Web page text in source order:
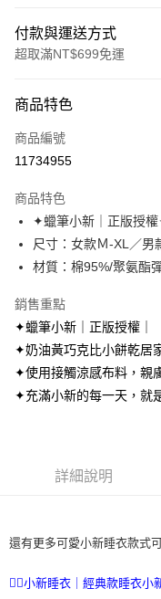
付款與運送方式
超取滿NT$699免運
信用卡一次付款
超商取貨付款
Apple Pay
街口支付
AFTEE先享後付
相關說明
AFTEE先享後付是「在收到
便利好安心！
【「AFTEE先享後付」結帳
３．收到繳費通知簡訊後14
※ 請注意：結帳手續完成當
購買商品的店家。未經商家
ATM付款
每筆NT$70，滿NT$699(
每筆NT$70，滿NT$899(
商品特色
商品編號
11734955
商品特色
✦蠟筆小新｜正版授
尺寸：女款Ｍ-XL／男
材質：棉95%/聚氨酯
銷售重點
✦蠟筆小新｜正版授權｜
✦奶油黃巧克比小餅乾居
✦使用接觸涼感布料，親
✦充滿小新的每一天，就
詳細說明
還有更多可愛小新睡衣款式
👉🏻小新睡衣｜經典款睡衣小